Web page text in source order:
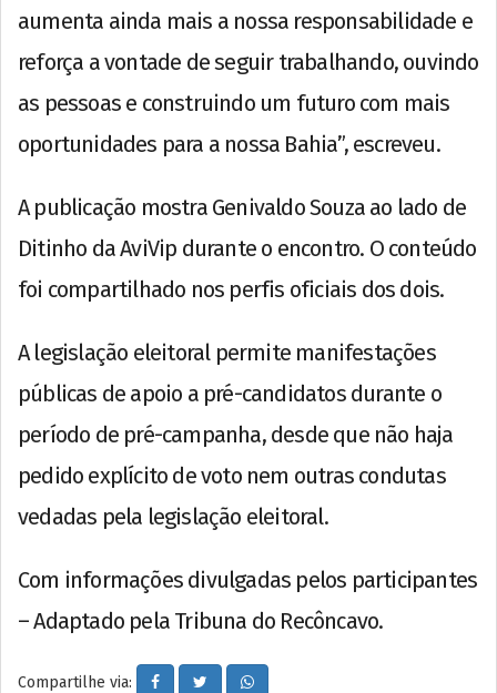
aumenta ainda mais a nossa responsabilidade e
reforça a vontade de seguir trabalhando, ouvindo
as pessoas e construindo um futuro com mais
oportunidades para a nossa Bahia”, escreveu.
A publicação mostra Genivaldo Souza ao lado de
Ditinho da AviVip durante o encontro. O conteúdo
foi compartilhado nos perfis oficiais dos dois.
A legislação eleitoral permite manifestações
públicas de apoio a pré-candidatos durante o
período de pré-campanha, desde que não haja
pedido explícito de voto nem outras condutas
vedadas pela legislação eleitoral.
Com informações divulgadas pelos participantes
– Adaptado pela Tribuna do Recôncavo.
Compartilhe via: